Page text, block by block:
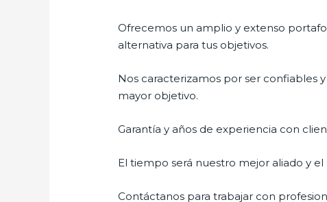
Ofrecemos un amplio y extenso
alternativa para tus objetivos.
Nos caracterizamos por ser confiables
mayor objetivo.
Garantía y años de experiencia con
El tiempo será nuestro mejor aliado y el
Contáctanos para trabajar con